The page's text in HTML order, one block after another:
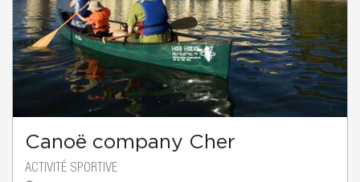
Canoë company Cher
ACTIVITÉ SPORTIVE